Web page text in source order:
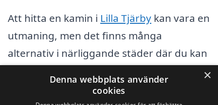
Att hitta en kamin i Lilla Tjärby kan vara en
utmaning, men det finns många
alternativ i närliggande städer där du kan
kvalificerade företag för installation eller
×
Denna webbplats använder
cookies